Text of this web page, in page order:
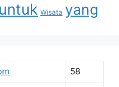
untuk Wisata yang
58